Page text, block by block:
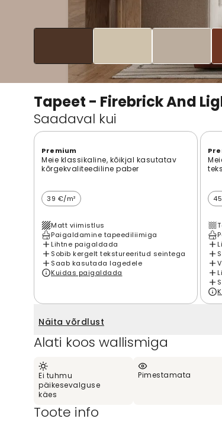
Tapeet - Firebrick And
Saadaval kui
Premium
Meie klassikaline, kõikjal kasutatav
kõrgekvaliteediline paber
39 €/m²
Matt viimistlus
Paigaldamine tapeediliimiga
Lihtne paigaldada
Sobib kergelt tekstureeritud seintega
Saab kasutada lagedele
Kuidas paigaldada
Näita võrdlust
Alati koos wallismiga
Ei tuhmu
päikesevalguse
käes
Pimestamata
Toote info